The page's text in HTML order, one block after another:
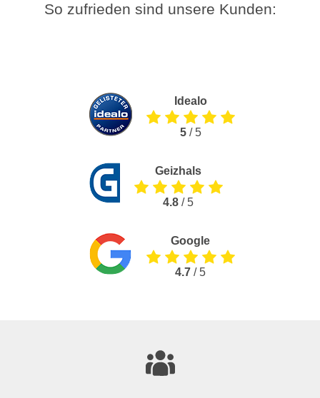
So zufrieden sind unsere Kunden:
Idealo
5/ 5
Geizhals
4.8 / 5
Google
4.7 / 5